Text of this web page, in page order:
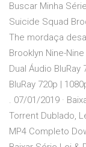
Buscar Minha
Suicide Squad
The mordaça
Brooklyn Nine-
Dual Áudio
BluRay 720p |
. 07/01/2019 ·
Torrent Dublado,
MP4 Completo